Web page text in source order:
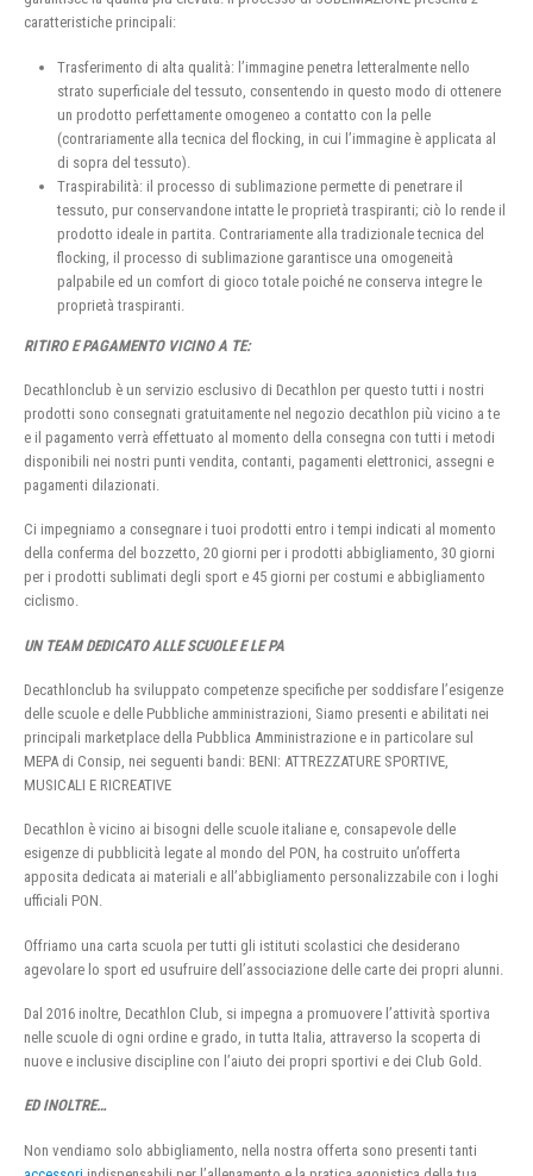
caratteristiche principali:
Trasferimento di alta qualità: l’immagine penetra letteralmente nello
strato superficiale del tessuto, consentendo in questo modo di ottenere
un prodotto perfettamente omogeneo a contatto con la pelle
(contrariamente alla tecnica del flocking, in cui l’immagine è applicata al
di sopra del tessuto).
Traspirabilità: il processo di sublimazione permette di penetrare il
tessuto, pur conservandone intatte le proprietà traspiranti; ciò lo rende il
prodotto ideale in partita. Contrariamente alla tradizionale tecnica del
flocking, il processo di sublimazione garantisce una omogeneità
palpabile ed un comfort di gioco totale poiché ne conserva integre le
proprietà traspiranti.
RITIRO E PAGAMENTO VICINO A TE:
Decathlonclub è un servizio esclusivo di Decathlon per questo tutti i nostri
prodotti sono consegnati gratuitamente nel negozio decathlon più vicino a te
e il pagamento verrà effettuato al momento della consegna con tutti i metodi
disponibili nei nostri punti vendita, contanti, pagamenti elettronici, assegni e
pagamenti dilazionati.
Ci impegniamo a consegnare i tuoi prodotti entro i tempi indicati al momento
della conferma del bozzetto, 20 giorni per i prodotti abbigliamento, 30 giorni
per i prodotti sublimati degli sport e 45 giorni per costumi e abbigliamento
ciclismo.
UN TEAM DEDICATO ALLE SCUOLE E LE PA
Decathlonclub ha sviluppato competenze specifiche per soddisfare l’esigenze
delle scuole e delle Pubbliche amministrazioni, Siamo presenti e abilitati nei
principali marketplace della Pubblica Amministrazione e in particolare sul
MEPA di Consip, nei seguenti bandi: BENI: ATTREZZATURE SPORTIVE,
MUSICALI E RICREATIVE
Decathlon è vicino ai bisogni delle scuole italiane e, consapevole delle
esigenze di pubblicità legate al mondo del PON, ha costruito un’offerta
apposita dedicata ai materiali e all’abbigliamento personalizzabile con i loghi
ufficiali PON.
Offriamo una carta scuola per tutti gli istituti scolastici che desiderano
agevolare lo sport ed usufruire dell’associazione delle carte dei propri alunni.
Dal 2016 inoltre, Decathlon Club, si impegna a promuovere l’attività sportiva
nelle scuole di ogni ordine e grado, in tutta Italia, attraverso la scoperta di
nuove e inclusive discipline con l’aiuto dei propri sportivi e dei Club Gold.
ED INOLTRE…
Non vendiamo solo abbigliamento, nella nostra offerta sono presenti tanti